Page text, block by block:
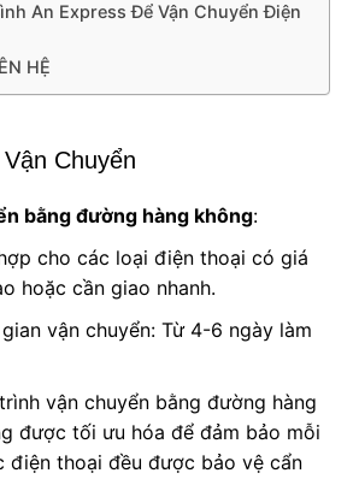
An Express Để Vận Chuyển Điện
HỆ
Chuyển
bằng đường hàng không:
cho các loại điện thoại có giá
hoặc cần giao nhanh.
vận chuyển: Từ 4-6 ngày làm
vận chuyển bằng đường hàng
được tối ưu hóa để đảm bảo mỗi
điện thoại đều được bảo vệ cẩn